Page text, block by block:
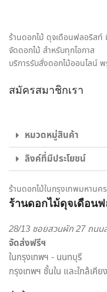
เรา คือ การเป็นสื่อกลาง
ใจให้กับทั้งผู้รับและผู้มอบ
ในงานจัดดอกไม้ ให้ได้ผ
ช่อดอกไม้รับปริญญา ช่อด
ไม่ใช่แค่เพียงความควา
งานออกมาสวยงามเท่านั้
และส่งของขวัญอีกด้วย
เป็นผู้ที่มีความเชี่ยวชาญ
สินค้าให้ถึงมือผู้รับได้อย่า
สะดวกสบาย ครบครัน ค
เราพร้อมรังสรรค์สินค้า
สามารถเลือกสั่งดอกไม้แ
ร้านดอกไม้ ดุจเดือนฟลอริสท์
จัดดอกไม้ สำหรับทุกโอกาส
บริการรับสั่งดอกไม้ออนไลน์
สมัครสมาชิกเรา
หมวดหมู่สินค้า
ลิงค์ที่มีประโยชน์
ร้านดอกไม้ในกรุงเทพมหานคร
ร้านดอกไม้ดุจเดือน
28/13 ซอยสวนผัก 27 ถนน
จัดส่งฟรีฯ
ในกรุงเทพฯ - นนทบุรี
กรุงเทพฯ ชั้นใน และใกล้เคียง